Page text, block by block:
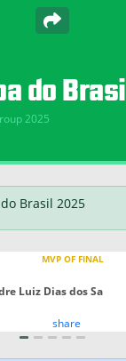
do Brasil
2025
Brasil 2025
MVP OF FINAL
Luiz Dias dos Sa
share